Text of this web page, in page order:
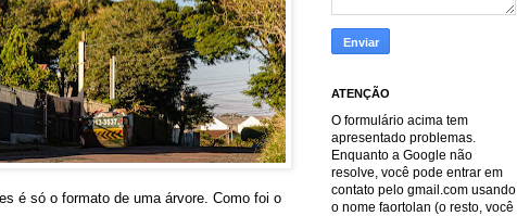
é só o formato de uma árvore. Como foi o
ATENÇÃO
O formulário acima tem
apresentado problemas.
Enquanto a Google não
resolve, você pode entrar em
contato pelo gmail.com usando
o nome faortolan (o resto, você